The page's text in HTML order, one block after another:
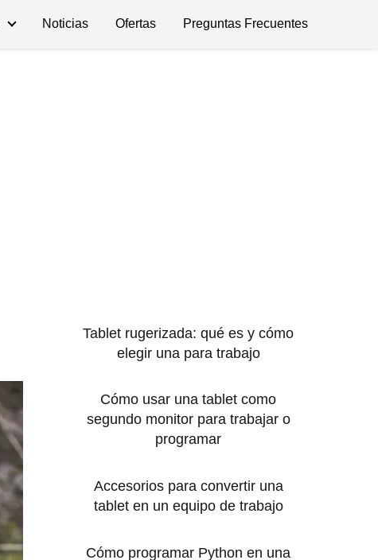
Noticias Ofertas Preguntas Frecuentes
Tablet rugerizada: qué es y cómo
elegir una para trabajo
Cómo usar una tablet como
segundo monitor para trabajar o
programar
Accesorios para convertir una
tablet en un equipo de trabajo
Cómo programar Python en una